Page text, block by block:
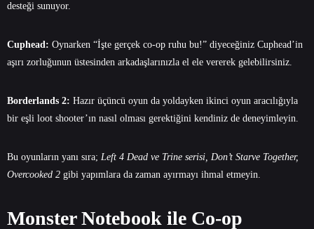
desteği sunuyor.
Cuphead: Oynarken “İşte gerçek co-op ruhu bu!” diyeceğiniz Cuphead’in
aşırı zorluğunun üstesinden arkadaşlarınızla el ele vererek gelebilirsiniz.
Borderlands 2: Hazır üçüncü oyun da yoldayken ikinci oyun aracılığıyla
bir eşli loot shooter’ın nasıl olması gerektiğini kendiniz de deneyimleyin.
Bu oyunların yanı sıra; Left 4 Dead ve Trine serisi, Don’t Starve Together,
Overcooked 2 gibi yapımlara da zaman ayırmayı ihmal etmeyin.
Monster Notebook ile Co-op